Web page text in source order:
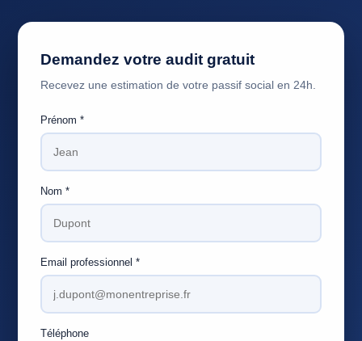
Demandez votre audit gratuit
Recevez une estimation de votre passif social en 24h.
Prénom *
Nom *
Email professionnel *
Téléphone